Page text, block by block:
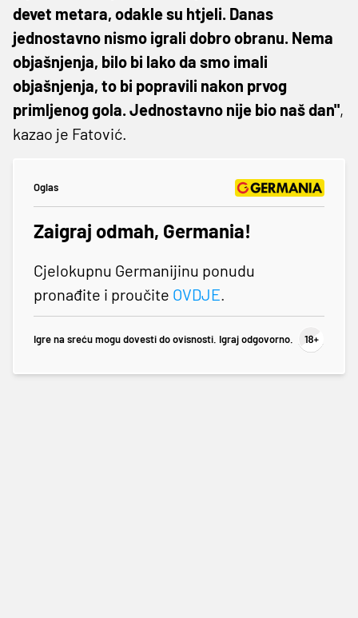
devet metara, odakle su htjeli. Danas
jednostavno nismo igrali dobro obranu. Nema
objašnjenja, bilo bi lako da smo imali
objašnjenja, to bi popravili nakon prvog
primljenog gola. Jednostavno nije bio naš dan",
kazao je Fatović.
Oglas
Zaigraj odmah, Germania!
Cjelokupnu Germanijinu ponudu
pronađite i proučite OVDJE.
Igre na sreću mogu dovesti do ovisnosti. Igraj odgovorno.